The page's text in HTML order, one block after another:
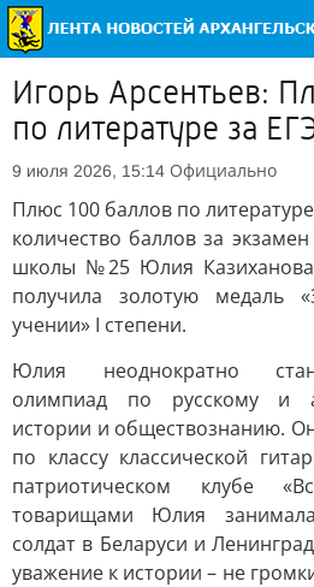
Игорь Арсентьев:
по литературе за
9 июля 2026, 15:14 Официально
Плюс 100 баллов по
количество баллов за
школы №25 Юлия
получила золотую медаль
учении» I степени.
Юлия неоднократно
олимпиад по русскому и
истории и обществознанию.
по классу классической
патриотическом клубе
товарищами Юлия
солдат в Беларуси и
уважение к истории – не